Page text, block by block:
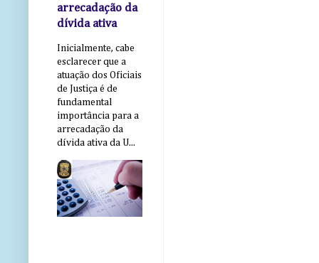
arrecadação da
dívida ativa
Inicialmente, cabe
esclarecer que a
atuação dos Oficiais
de Justiça é de
fundamental
importância para a
arrecadação da
dívida ativa da U...